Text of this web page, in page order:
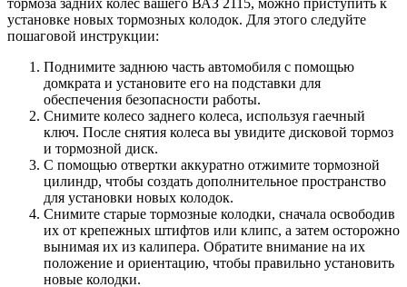
тормоза задних колес вашего ВАЗ 2115, можно приступить к
установке новых тормозных колодок. Для этого следуйте
пошаговой инструкции:
Поднимите заднюю часть автомобиля с помощью
домкрата и установите его на подставки для
обеспечения безопасности работы.
Снимите колесо заднего колеса, используя гаечный
ключ. После снятия колеса вы увидите дисковой тормоз
и тормозной диск.
С помощью отвертки аккуратно отжимите тормозной
цилиндр, чтобы создать дополнительное пространство
для установки новых колодок.
Снимите старые тормозные колодки, сначала освободив
их от крепежных штифтов или клипс, а затем осторожно
вынимая их из калипера. Обратите внимание на их
положение и ориентацию, чтобы правильно установить
новые колодки.